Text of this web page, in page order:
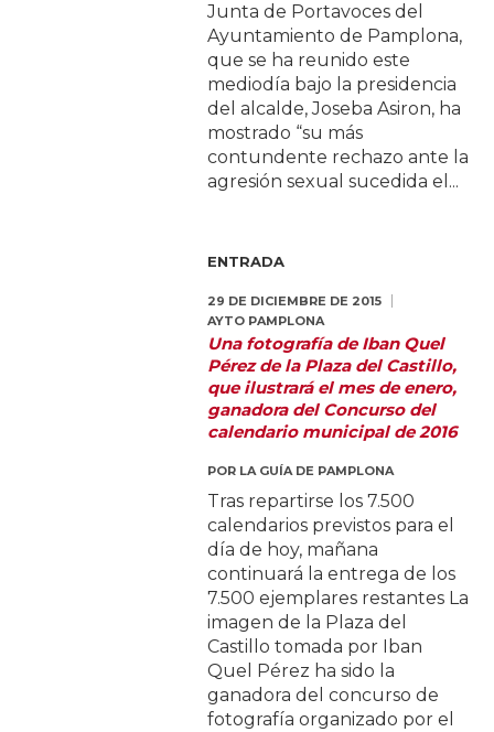
Junta de Portavoces del
Ayuntamiento de Pamplona,
que se ha reunido este
mediodía bajo la presidencia
del alcalde, Joseba Asiron, ha
mostrado “su más
contundente rechazo ante la
agresión sexual sucedida el...
ENTRADA
29 DE DICIEMBRE DE 2015
AYTO PAMPLONA
Una fotografía de Iban Quel
Pérez de la Plaza del Castillo,
que ilustrará el mes de enero,
ganadora del Concurso del
calendario municipal de 2016
POR LA GUÍA DE PAMPLONA
Tras repartirse los 7.500
calendarios previstos para el
día de hoy, mañana
continuará la entrega de los
7.500 ejemplares restantes La
imagen de la Plaza del
Castillo tomada por Iban
Quel Pérez ha sido la
ganadora del concurso de
fotografía organizado por el